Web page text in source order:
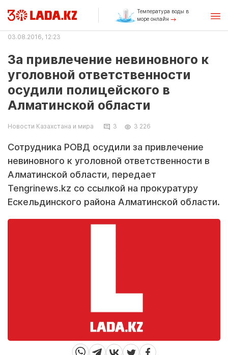
Температура воды в
море онлайн
03.08.2016, 12:23
За привлечение невиновного к
уголовной ответственности
осудили полицейского в
Алматинской области
Новости Казахстана и мира 3 3 226
Сотрудника РОВД осудили за привлечение
невиновного к уголовной ответственности в
Алматинской области, передает
Tengrinews.kz со ссылкой на прокуратуру
Ескельдинского района Алматинской области.